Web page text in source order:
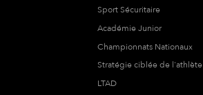
Sport Sécuritaire
Académie Junior
Championnats Nationaux
Stratégie ciblée de l'athlète
LTAD